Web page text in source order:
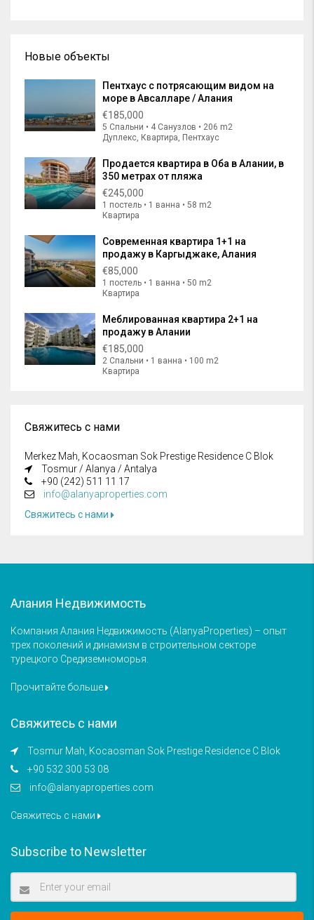
Новые объекты
Пентхаус с потрясающим видом на
море в Авсалларе / Алания
€185,000
5 Спальни • 4 Санузлов • 206 m2
Дуплекс, Квартира, Пентхаус
Продается квартира в Оба в Алании, в
350 метрах от пляжа
€245,000
1 постель • 1 ванна • 58 m2
Квартира
Современная квартира 1+1 на
продажу в Каргыджаке, Алания
€85,000
1 постель • 1 ванна • 50 m2
Квартира
Меблированная квартира 2+1 на
продажу в Алании
€185,000
2 Спальни • 1 ванна • 100 m2
Квартира
Свяжитесь с нами
Merkez Mah, Kocaosman Sok Prestige Residence C Blok
Tosmur / Alanya / Antalya
+90 (242) 511 11 17
info@alanyaproperties.com
Свяжитесь с нами
Алания Недвижимость
Компания Алания Недвижимость (AlanyaProperties) – опыт
трех поколений и динамизм в строительном секторе
турецкого Средиземноморья.
Прочитайте больше
Свяжитесь с нами
Tosmur Mah, Kocaosman Sok Prestige Residence C Blok
+90 532 300 53 08
info@alanyaproperties.com
Свяжитесь с нами
Subscribe to Newsletter